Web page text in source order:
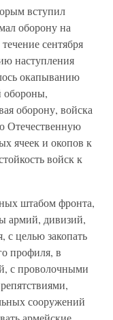
вступил
оборону на
сентября
наступления
окапыванию
обороны,
оборону, войска
Отечественную
ячеек и окопов к
войск к
штабом фронта,
армий, дивизий,
с целью закопать
профиля, в
с проволочными
сооружений